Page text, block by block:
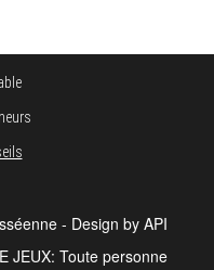
- Design by API
JEUX: Toute personne